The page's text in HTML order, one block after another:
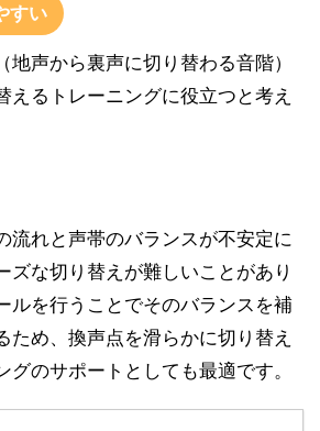
すい
地声から裏声に切り替わる音階）
えるトレーニングに役立つと考え
流れと声帯のバランスが不安定に
ズな切り替えが難しいことがあり
ルを行うことでそのバランスを補
ため、換声点を滑らかに切り替え
グのサポートとしても最適です。